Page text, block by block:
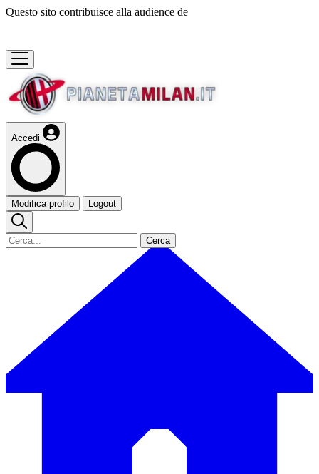
Questo sito contribuisce alla audience de
Accedi
Modifica profilo Logout
Cerca